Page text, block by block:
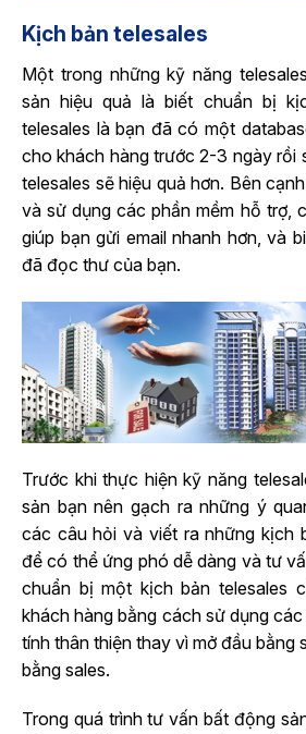
Kịch bản telesales
Một trong những kỹ năng
sản hiệu quả là biết chuẩn bị
telesales là bạn đã có một
cho khách hàng trước 2-3 ngày rồi
telesales sẽ hiệu quả hơn. Bên
và sử dụng các phần mềm hỗ trợ,
giúp bạn gửi email nhanh hơn, và
đã đọc thư của bạn.
Trước khi thực hiện kỹ năng
sản bạn nên gạch ra những ý
các câu hỏi và viết ra những kịch
để có thể ứng phó dễ dàng và tư
chuẩn bị một kịch bản telesales
khách hàng bằng cách sử dụng
tính thân thiện thay vì mở đầu bằng
bằng sales.
Trong quá trình tư vấn bất động